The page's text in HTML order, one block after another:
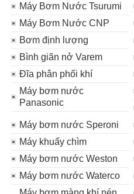
Máy Bơm Nước Tsurumi
Máy Bơm Nước CNP
Bơm định lượng
Bình giãn nở Varem
Đĩa phân phối khí
Máy bơm nước
Panasonic
Máy bơm nước Speroni
Máy khuấy chìm
Máy bơm nước Weston
Máy bơm nước Waterco